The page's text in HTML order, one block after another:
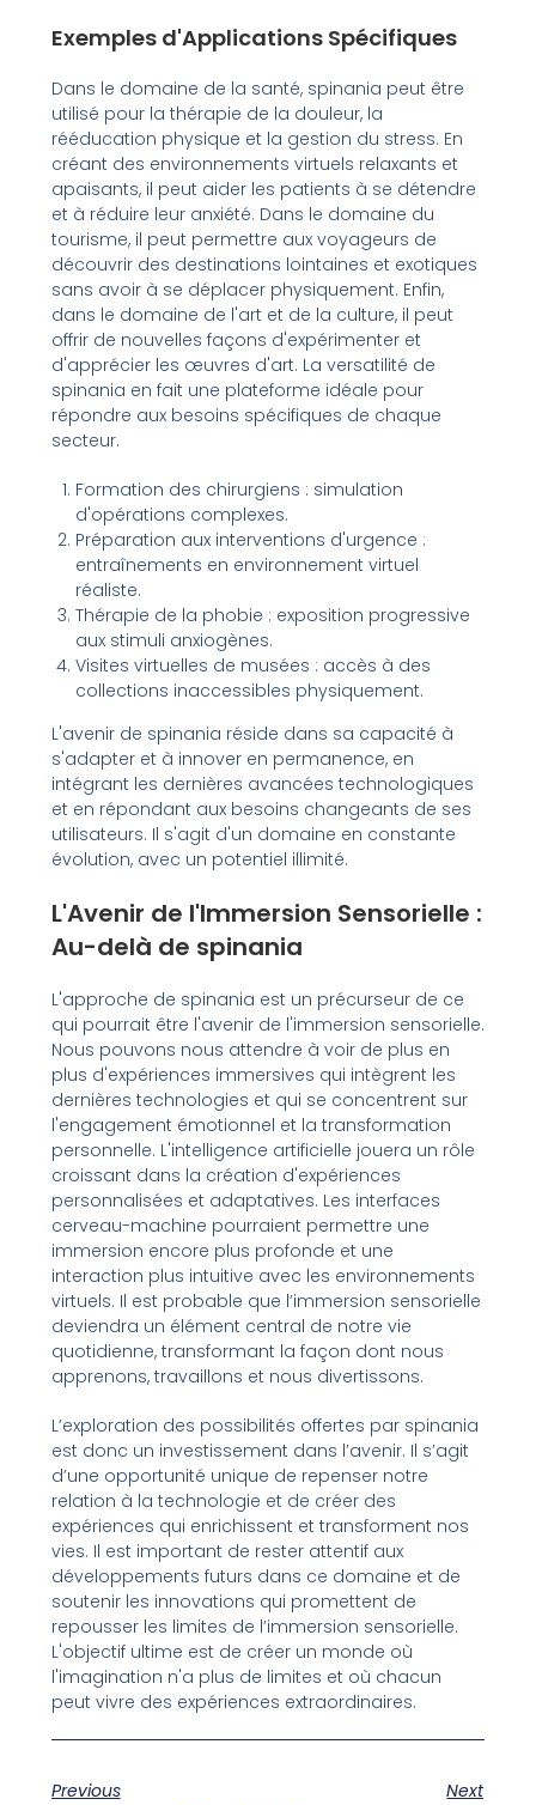
Exemples d'Applications Spécifiques
Dans le domaine de la santé, spinania peut être
utilisé pour la thérapie de la douleur, la
rééducation physique et la gestion du stress. En
créant des environnements virtuels relaxants et
apaisants, il peut aider les patients à se détendre
et à réduire leur anxiété. Dans le domaine du
tourisme, il peut permettre aux voyageurs de
découvrir des destinations lointaines et exotiques
sans avoir à se déplacer physiquement. Enfin,
dans le domaine de l'art et de la culture, il peut
offrir de nouvelles façons d'expérimenter et
d'apprécier les œuvres d'art. La versatilité de
spinania en fait une plateforme idéale pour
répondre aux besoins spécifiques de chaque
secteur.
Formation des chirurgiens : simulation
d'opérations complexes.
Préparation aux interventions d'urgence :
entraînements en environnement virtuel
réaliste.
Thérapie de la phobie : exposition progressive
aux stimuli anxiogènes.
Visites virtuelles de musées : accès à des
collections inaccessibles physiquement.
L'avenir de spinania réside dans sa capacité à
s'adapter et à innover en permanence, en
intégrant les dernières avancées technologiques
et en répondant aux besoins changeants de ses
utilisateurs. Il s'agit d'un domaine en constante
évolution, avec un potentiel illimité.
L'Avenir de l'Immersion Sensorielle :
Au-delà de spinania
L'approche de spinania est un précurseur de ce
qui pourrait être l'avenir de l'immersion sensorielle.
Nous pouvons nous attendre à voir de plus en
plus d'expériences immersives qui intègrent les
dernières technologies et qui se concentrent sur
l'engagement émotionnel et la transformation
personnelle. L'intelligence artificielle jouera un rôle
croissant dans la création d'expériences
personnalisées et adaptatives. Les interfaces
cerveau-machine pourraient permettre une
immersion encore plus profonde et une
interaction plus intuitive avec les environnements
virtuels. Il est probable que l’immersion sensorielle
deviendra un élément central de notre vie
quotidienne, transformant la façon dont nous
apprenons, travaillons et nous divertissons.
L’exploration des possibilités offertes par spinania
est donc un investissement dans l’avenir. Il s’agit
d’une opportunité unique de repenser notre
relation à la technologie et de créer des
expériences qui enrichissent et transforment nos
vies. Il est important de rester attentif aux
développements futurs dans ce domaine et de
soutenir les innovations qui promettent de
repousser les limites de l’immersion sensorielle.
L'objectif ultime est de créer un monde où
l'imagination n'a plus de limites et où chacun
peut vivre des expériences extraordinaires.
Previous
Next